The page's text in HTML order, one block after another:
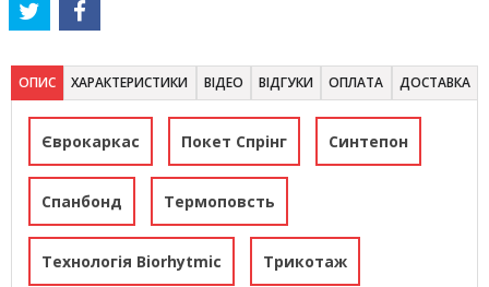
ОПИС ХАРАКТЕРИСТИКИ ВІДЕО ВІДГУКИ ОПЛАТА ДОСТАВКА
Єврокаркас Покет Спрінг Синтепон
Спанбонд Термоповсть
Технологія Biorhytmic Трикотаж